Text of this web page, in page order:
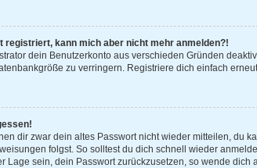
registriert, kann mich aber nicht mehr anmelden?!
dein Benutzerkonto aus verschieden Gründen
zu verringern. Registriere dich einfach
dir zwar dein altes Passwort nicht wieder mitteilen, du
folgst. So solltest du dich schnell wieder
Lage sein, dein Passwort zurückzusetzen, so wende dich